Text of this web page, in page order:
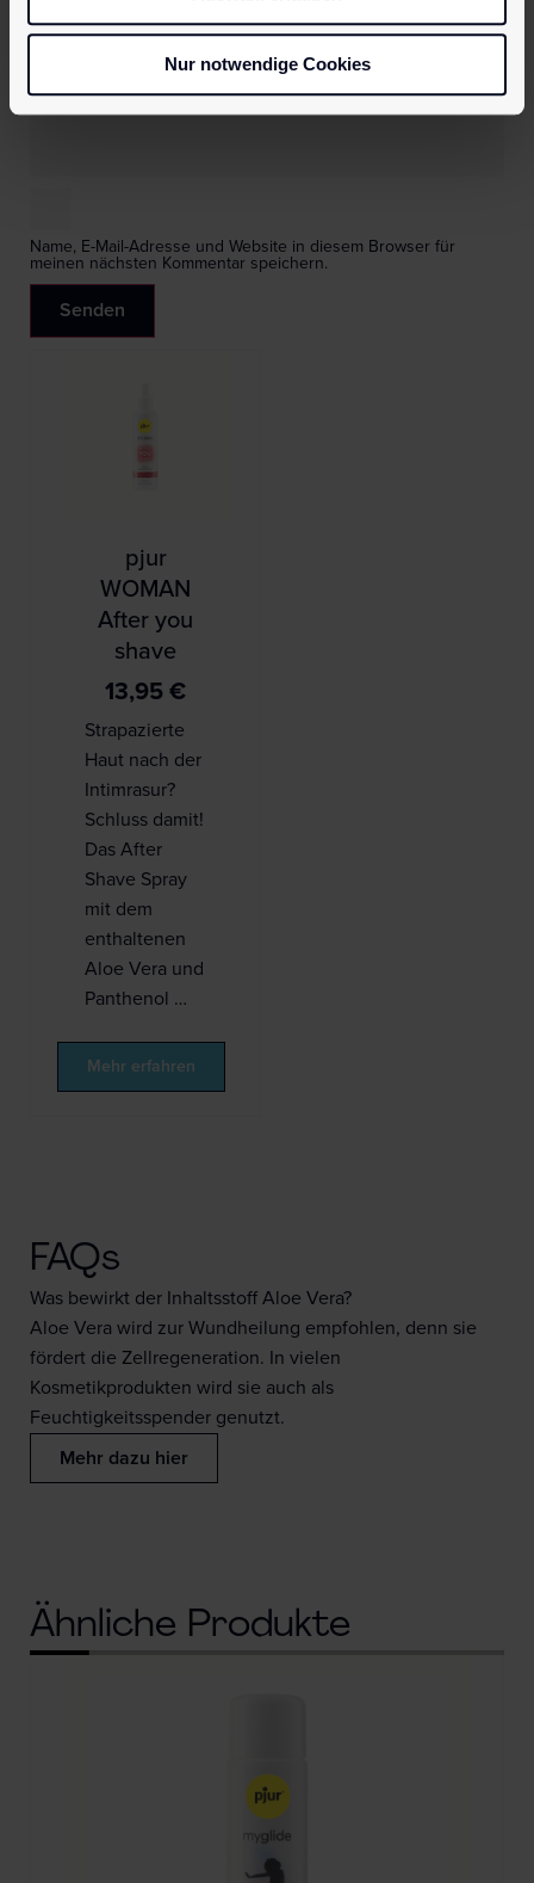
Nur notwendige Cookies
E-Mail*
Name, E-Mail-Adresse und Website in diesem Browser für
meinen nächsten Kommentar speichern.
pjur
WOMAN
After you
shave
13,95 €
Strapazierte
Haut nach der
Intimrasur?
Schluss damit!
Das After
Shave Spray
mit dem
enthaltenen
Aloe Vera und
Panthenol …
Mehr erfahren
FAQs
Was bewirkt der Inhaltsstoff Aloe Vera?
Aloe Vera wird zur Wundheilung empfohlen, denn sie
fördert die Zellregeneration. In vielen
Kosmetikprodukten wird sie auch als
Feuchtigkeitsspender genutzt.
Mehr dazu hier
Ähnliche Produkte